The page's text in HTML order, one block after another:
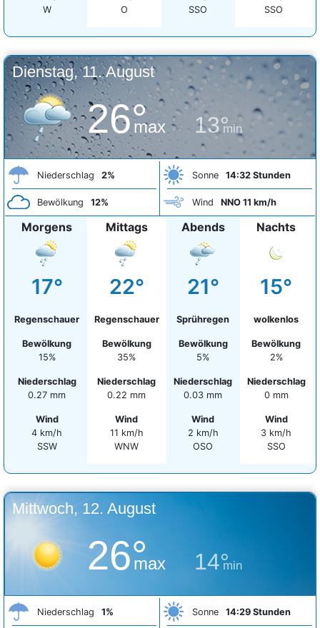
W
O
SSO
SSO
Dienstag, 11. August
26°
max 13°
min
Niederschlag 2%
Bewölkung 12%
Sonne 14:32 Stunden
Wind NNO 11 km/h
Morgens
17°
Regenschauer
Bewölkung
15%
Niederschlag
0.27 mm
Wind
4 km/h
SSW
Mittags
22°
Regenschauer
Bewölkung
35%
Niederschlag
0.22 mm
Wind
11 km/h
WNW
Abends
21°
Sprühregen
Bewölkung
5%
Niederschlag
0.03 mm
Wind
2 km/h
OSO
Nachts
15°
wolkenlos
Bewölkung
2%
Niederschlag
0 mm
Wind
3 km/h
SSO
Mittwoch, 12. August
26°
max 14°
min
Niederschlag 1% Sonne 14:29 Stunden